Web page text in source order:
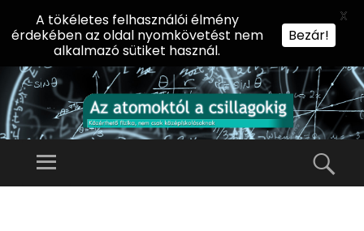
AZ
Előadássorozat
Menü
A tökéletes felhasználói élmény
érdekében az oldal nyomkövetést nem
alkalmazó sütiket használ.
Bezár!
X